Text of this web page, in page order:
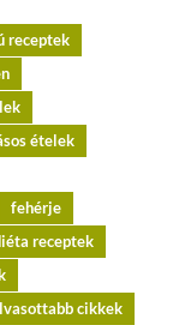
receptek
ételek
fehérje
receptek
cikkek